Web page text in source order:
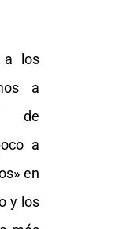
a los
a
de
a
en
y los